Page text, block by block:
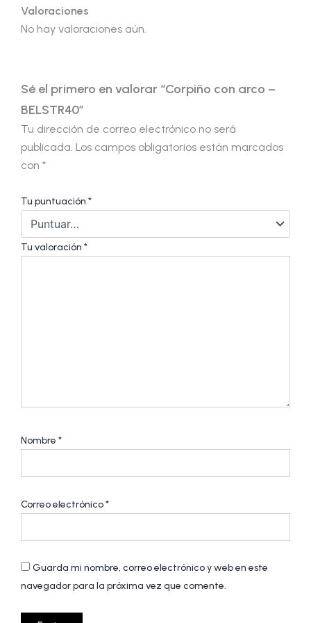
Valoraciones
No hay valoraciones aún.
Sé el primero en valorar “Corpiño con arco –
BELSTR40”
Tu dirección de correo electrónico no será
publicada. Los campos obligatorios están marcados
con *
Tu puntuación *
Tu valoración *
Nombre *
Correo electrónico*
Guarda mi nombre, correo electrónico y web en este
navegador para la próxima vez que comente.